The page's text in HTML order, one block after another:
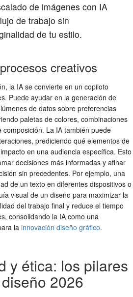
de imágenes con IA
de trabajo sin
de tu estilo.
creativos
la IA se convierte en un copiloto
Puede ayudar en la generación de
de datos sobre preferencias
paletas de colores, combinaciones
La IA también puede
prediciendo qué elementos de
en una audiencia específica. Esto
decisiones más informadas y afinar
sin precedentes. Por ejemplo, una
de un texto en diferentes dispositivos o
visual de un diseño para maximizar la
del trabajo final y reduce el tiempo
consolidando la IA como una
la innovación diseño gráfico.
y ética: los pilares
2026